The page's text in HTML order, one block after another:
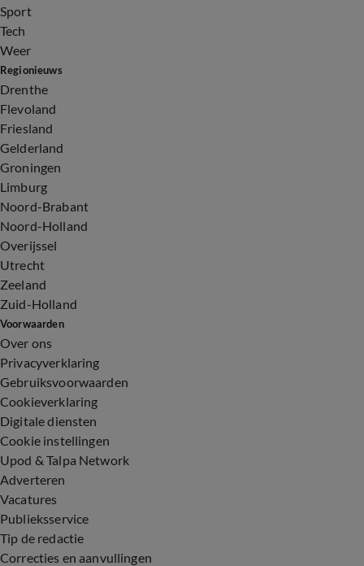
Sport
Tech
Weer
Regionieuws
Drenthe
Flevoland
Friesland
Gelderland
Groningen
Limburg
Noord-Brabant
Noord-Holland
Overijssel
Utrecht
Zeeland
Zuid-Holland
Voorwaarden
Over ons
Privacyverklaring
Gebruiksvoorwaarden
Cookieverklaring
Digitale diensten
Cookie instellingen
Upod & Talpa Network
Adverteren
Vacatures
Publieksservice
Tip de redactie
Correcties en aanvullingen